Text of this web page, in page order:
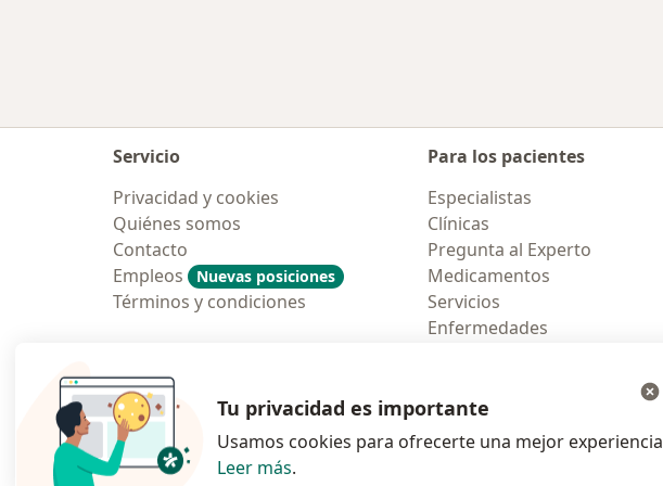
Servicio
Privacidad y cookies
Quiénes somos
Contacto
Empleos
Nuevas posiciones
Términos y condiciones
Para los pacientes
Especialistas
Clínicas
Pregunta al Experto
Medicamentos
Servicios
Enfermedades
Polska se abre en una nueva
se abre en una
Tu privacidad es importante
Usamos cookies para ofrecerte una mejor
Leer más.